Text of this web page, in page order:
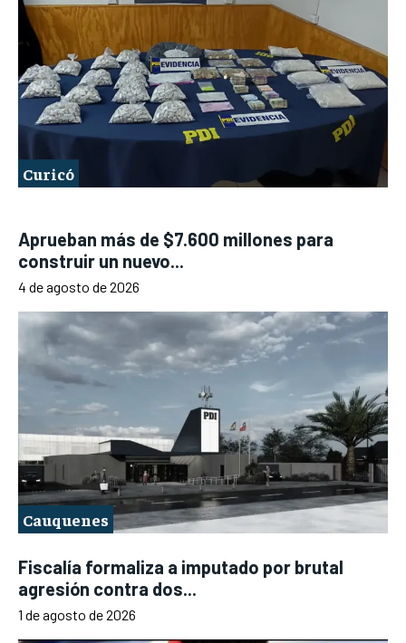
Curicó
Aprueban más de $7.600 millones para
construir un nuevo...
4 de agosto de 2026
Cauquenes
Fiscalía formaliza a imputado por brutal
agresión contra dos...
1 de agosto de 2026